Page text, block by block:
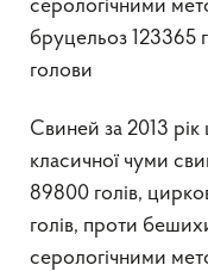
серологічними
бруцельоз 123365
голови
Свиней за 2013
класичної чуми
89800 голів,
голів, проти
серологічними